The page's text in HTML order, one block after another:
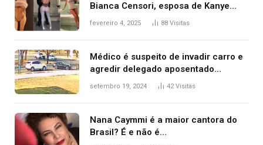
Bianca Censori, esposa de Kanye
West que apareceu nua no Grammy
fevereiro 4, 2025 88 Visitas
Médico é suspeito de invadir carro e
agredir delegado aposentado
durante confusão no trânsito
setembro 19, 2024 42Visitas
Nana Caymmi é a maior cantora do
Brasil? É e não é…